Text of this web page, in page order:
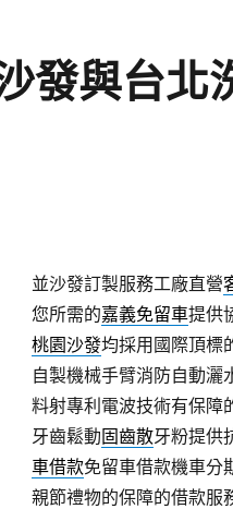
發與台北
並沙發訂製服務工廠直營
您所需的嘉義免留車提供
桃園沙發均採用國際頂標
自製機械手臂消防自動灑
料射專利電波技術有保障
牙齒鬆動固齒散牙粉提供
車借款免留車借款機車分
親節禮物的保障的借款服